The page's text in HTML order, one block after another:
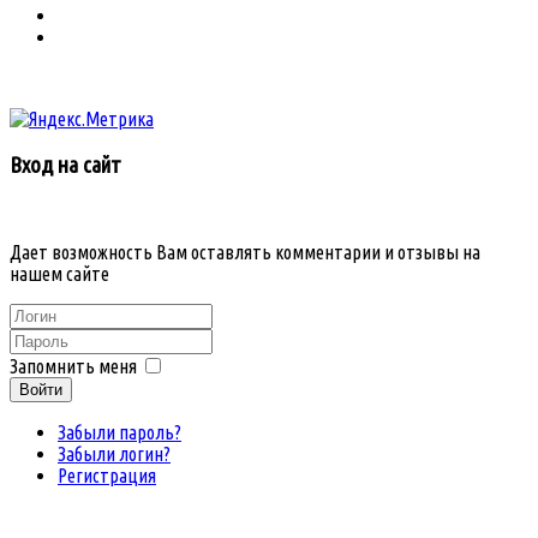
Вход на сайт
Дает возможность Вам оставлять комментарии и отзывы на
нашем сайте
Запомнить меня
Войти
Забыли пароль?
Забыли логин?
Регистрация